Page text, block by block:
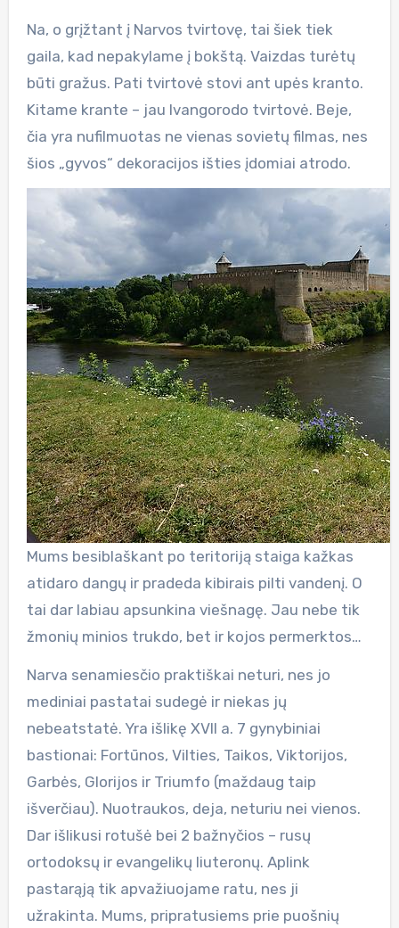
Na, o grįžtant į Narvos tvirtovę, tai šiek tiek
gaila, kad nepakylame į bokštą. Vaizdas turėtų
būti gražus. Pati tvirtovė stovi ant upės kranto.
Kitame krante – jau Ivangorodo tvirtovė. Beje,
čia yra nufilmuotas ne vienas sovietų filmas, nes
šios „gyvos“ dekoracijos išties įdomiai atrodo.
Mums besiblaškant po teritoriją staiga kažkas
atidaro dangų ir pradeda kibirais pilti vandenį. O
tai dar labiau apsunkina viešnagę. Jau nebe tik
žmonių minios trukdo, bet ir kojos permerktos…
Narva senamiesčio praktiškai neturi, nes jo
mediniai pastatai sudegė ir niekas jų
nebeatstatė. Yra išlikę XVII a. 7 gynybiniai
bastionai: Fortūnos, Vilties, Taikos, Viktorijos,
Garbės, Glorijos ir Triumfo (maždaug taip
išverčiau). Nuotraukos, deja, neturiu nei vienos.
Dar išlikusi rotušė bei 2 bažnyčios – rusų
ortodoksų ir evangelikų liuteronų. Aplink
pastarąją tik apvažiuojame ratu, nes ji
užrakinta. Mums, pripratusiems prie puošnių